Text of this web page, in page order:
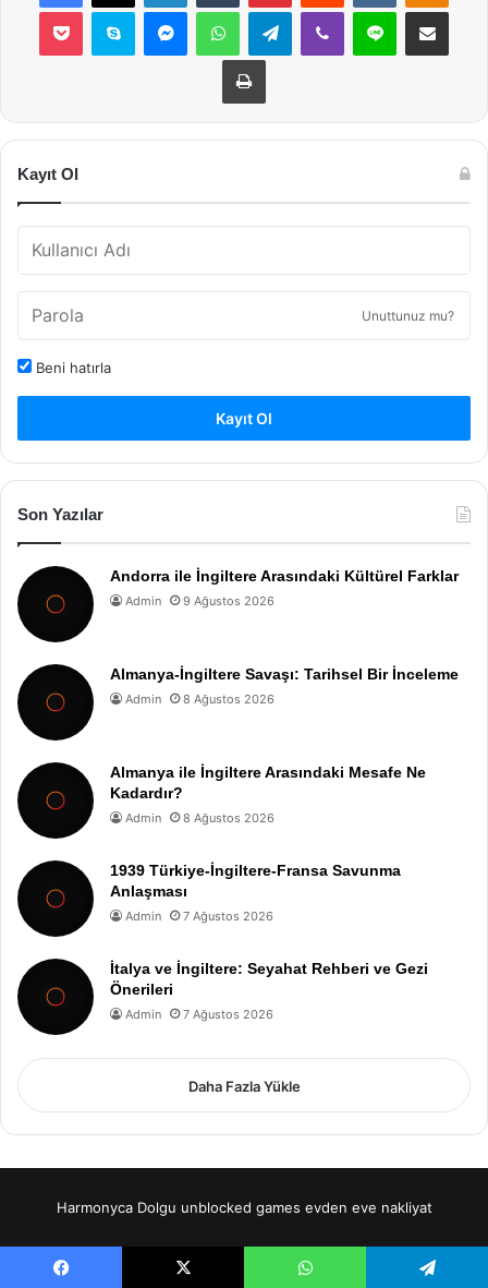
Pocket Skype MessengerWhatsAppTelegramViber Line E-Posta ile
Yazdır
Kayıt Ol
Unuttunuz mu?
Beni hatırla
Kayıt Ol
Son Yazılar
Andorra ile İngiltere Arasındaki Kültürel Farklar
Admin 9 Ağustos 2026
Almanya-İngiltere Savaşı: Tarihsel Bir İnceleme
Admin 8 Ağustos 2026
Almanya ile İngiltere Arasındaki Mesafe Ne
Kadardır?
Admin 8 Ağustos 2026
1939 Türkiye-İngiltere-Fransa Savunma
Anlaşması
Admin 7 Ağustos 2026
İtalya ve İngiltere: Seyahat Rehberi ve Gezi
Önerileri
Admin 7 Ağustos 2026
Daha Fazla Yükle
Harmonyca Dolgu unblocked games evden eve nakliyat